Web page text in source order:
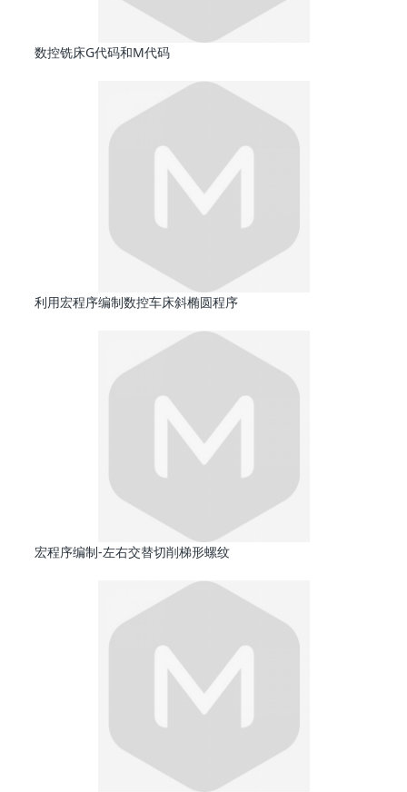
数控铣床G代码和M代码
利用宏程序编制数控车床斜椭圆程序
宏程序编制-左右交替切削梯形螺纹